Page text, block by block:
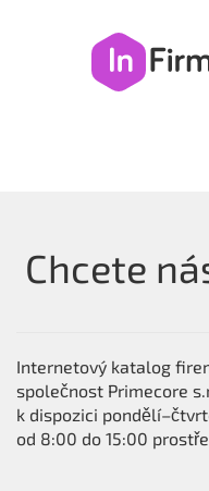
Chcete
Internetový katalog
společnost Primecore
k dispozici
od 8:00 do 15:00